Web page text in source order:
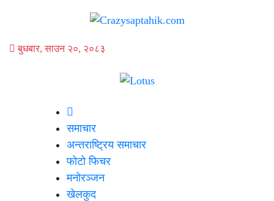
बुधबार, साउन २०, २०८३
समाचार
अन्तराष्ट्रिय समाचार
फोटो फिचर
मनोरञ्जन
खेलकुद